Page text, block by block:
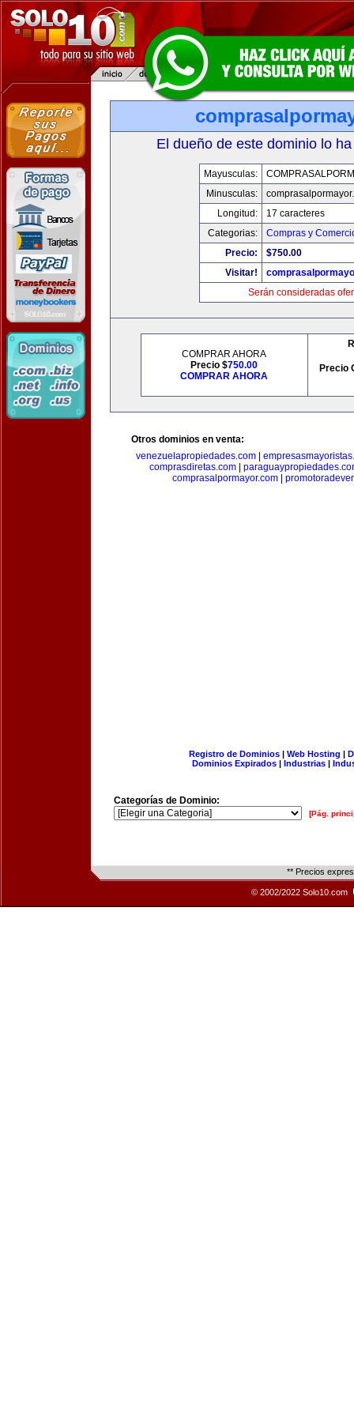
El dueño de este dominio lo
Mayusculas:
Minusculas:
Longitud:
17 caracteres
Categorias:
Compras y
Precio:
$750.00
Visitar!
Serán consideradas
COMPRAR AHORA
Precio $750.00
COMPRAR AHORA
Precio
Otros dominios en venta:
venezuelapropiedades.com|
comprasdiretas.com
comprasalpormayor.com|
Registro de Dominios| Web Hosting |
Dominios Expirados | Industrias |
Categorías de Dominio:
[Pág.
** Precios
© 2002/2022 Solo10.com